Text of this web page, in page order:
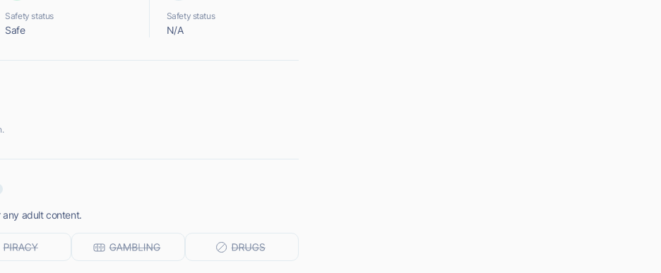
Safety status
Safe
Safety status
N/A
any adult content.